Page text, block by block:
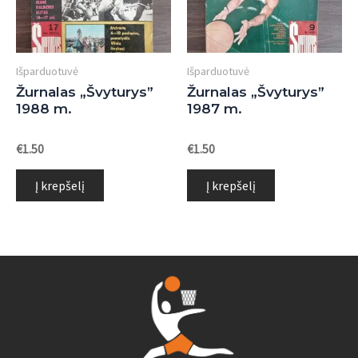
Išparduotuvė
Žurnalas „Švyturys”
1988 m.
Įvertinimas:
iš
€1.50
Į krepšelį
Išparduotuvė
Žurnalas „Švyturys”
1987 m.
Įvertinimas:
iš
€1.50
Į krepšelį